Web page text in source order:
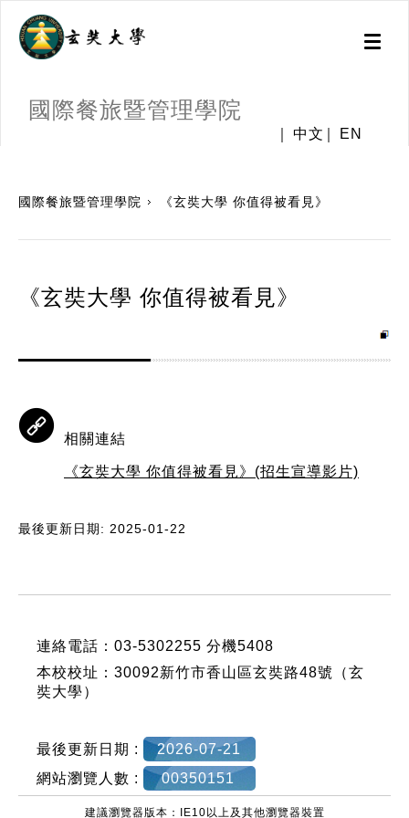
Toggle
國際餐旅暨管理學院
中文 EN
國際餐旅暨管理學院 《玄奘大學 你值得被看見》
《玄奘大學 你值得被看見》
相關連結
《玄奘大學 你值得被看見》(招生宣導影片)
最後更新日期: 2025-01-22
連絡電話：03-5302255 分機5408
本校校址：30092新竹市香山區玄奘路48號（玄
奘大學）
最後更新日期 :
2026-07-21
網站瀏覽人數 :
00350151
建議瀏覽器版本：IE10以上及其他瀏覽器裝置